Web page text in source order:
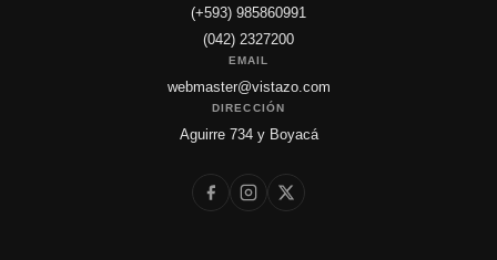
(+593) 985860991
(042) 2327200
EMAIL
webmaster@vistazo.com
DIRECCIÓN
Aguirre 734 y Boyacá